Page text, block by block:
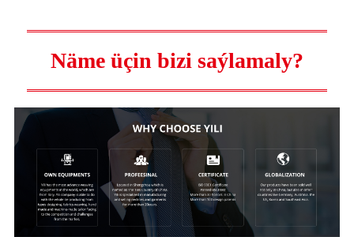
Näme üçin bizi saýlamaly?